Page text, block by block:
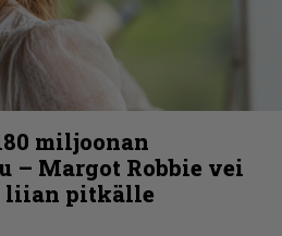
miljoonan
Margot Robbie vei
liian pitkälle